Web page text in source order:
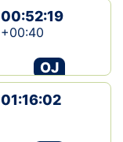
00:52:19
+00:40
OJ
01:16:02